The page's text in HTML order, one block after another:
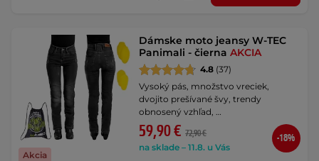
Akcia
Dámske moto jeansy W-TEC
Panimali - čiernaAKCIA
4.8 (37)
Vysoký pás, množstvo vreciek,
dvojito prešívané švy, trendy
obnosený vzhľad, …
59,90 € 72,90 €
na sklade – 11.8. u Vás
-18%